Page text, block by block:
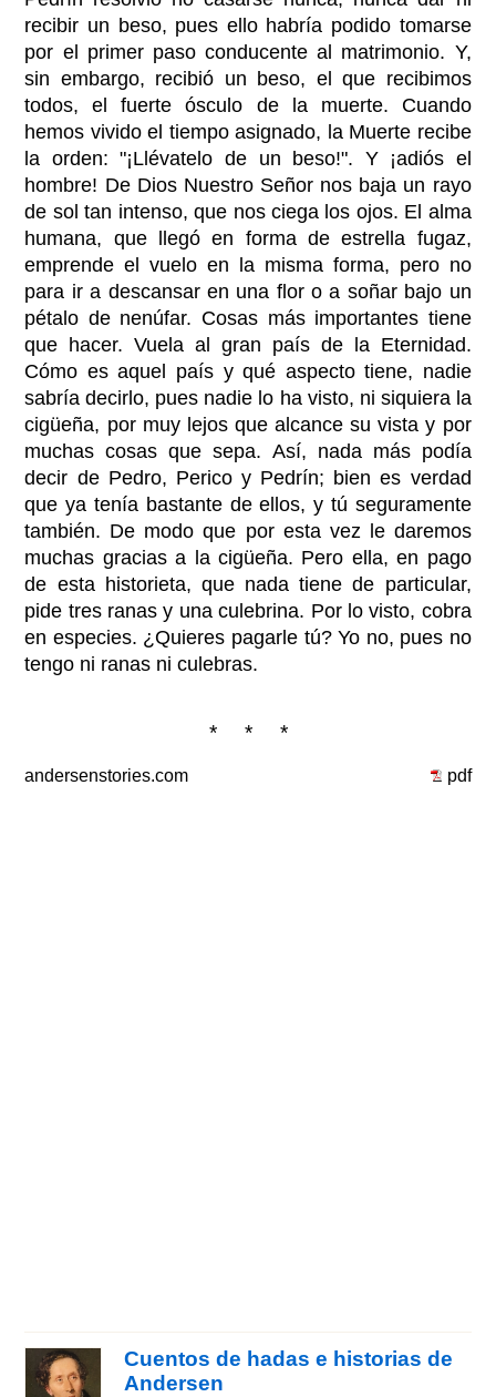
recibir un beso, pues ello habría podido tomarse
por el primer paso conducente al matrimonio. Y,
sin embargo, recibió un beso, el que recibimos
todos, el fuerte ósculo de la muerte. Cuando
hemos vivido el tiempo asignado, la Muerte recibe
la orden: "¡Llévatelo de un beso!". Y ¡adiós el
hombre! De Dios Nuestro Señor nos baja un rayo
de sol tan intenso, que nos ciega los ojos. El alma
humana, que llegó en forma de estrella fugaz,
emprende el vuelo en la misma forma, pero no
para ir a descansar en una flor o a soñar bajo un
pétalo de nenúfar. Cosas más importantes tiene
que hacer. Vuela al gran país de la Eternidad.
Cómo es aquel país y qué aspecto tiene, nadie
sabría decirlo, pues nadie lo ha visto, ni siquiera la
cigüeña, por muy lejos que alcance su vista y por
muchas cosas que sepa. Así, nada más podía
decir de Pedro, Perico y Pedrín; bien es verdad
que ya tenía bastante de ellos, y tú seguramente
también. De modo que por esta vez le daremos
muchas gracias a la cigüeña. Pero ella, en pago
de esta historieta, que nada tiene de particular,
pide tres ranas y una culebrina. Por lo visto, cobra
en especies. ¿Quieres pagarle tú? Yo no, pues no
tengo ni ranas ni culebras.
* * *
andersenstories.com pdf
Cuentos de hadas e historias de
Andersen